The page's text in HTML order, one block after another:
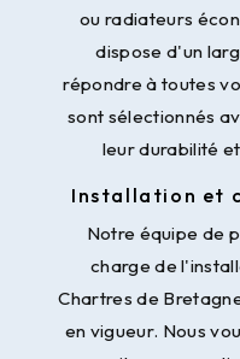
ou radiateurs
dispose d'un
répondre à toutes
sont sélectionnés
leur durabilité
Installation et
Notre équipe de
charge de
Chartres de
en vigueur. Nous